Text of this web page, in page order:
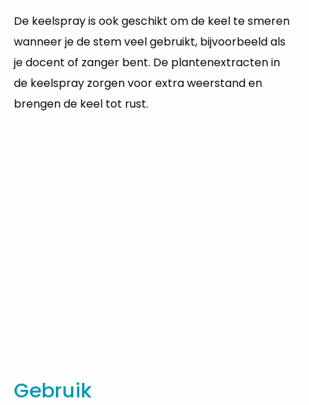
De keelspray is ook geschikt om de keel te smeren
wanneer je de stem veel gebruikt, bijvoorbeeld als
je docent of zanger bent. De plantenextracten in
de keelspray zorgen voor extra weerstand en
brengen de keel tot rust.
Gebruik